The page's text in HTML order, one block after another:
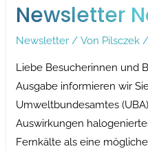
Newsletter
Newsletter / Von Pilsczek /
Liebe Besucherinnen und
Ausgabe informieren wir
Umweltbundesamtes
Auswirkungen
Fernkälte als eine